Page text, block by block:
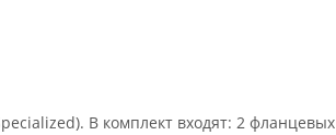
В комплект входят: 2 фланцевых